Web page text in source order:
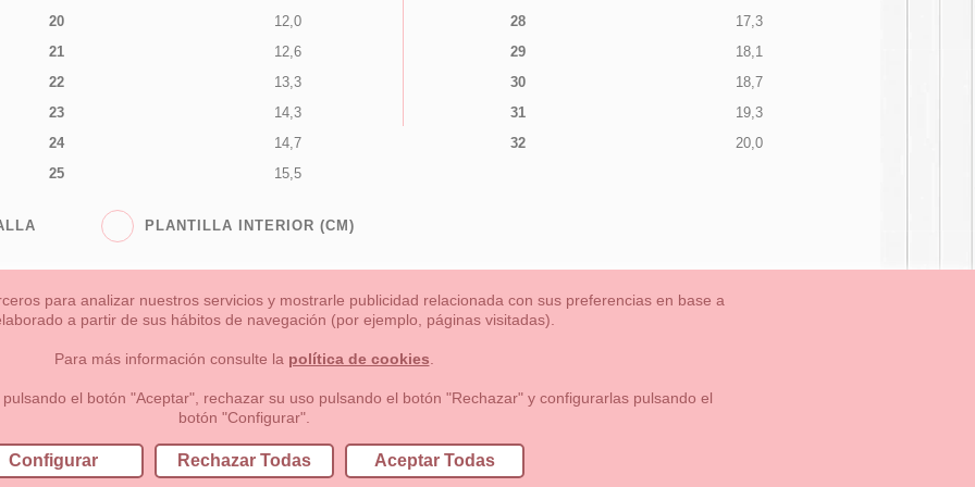
20
12,0
21
12,6
22
13,3
23
14,3
24
14,7
25
15,5
28
17,3
29
18,1
30
18,7
31
19,3
32
20,0
PLANTILLA INTERIOR (CM)
Niña Niño Mamas & Papas NUEVA COLECCION OUTLET-ULTIMAS TALLAS
formas de pago , política de devoluciones y reembolsos Privacidad
nº9 28691 Villanueva de la Cañada Madrid (España)
para analizar nuestros servicios y mostrarle publicidad relacionada con sus preferencias en base a
a partir de sus hábitos de navegación (por ejemplo, páginas visitadas).
Para más información consulte la política de cookies
el botón "Aceptar", rechazar su uso pulsando el botón "Rechazar" y configurarlas pulsando el
botón "Configurar".
Configurar Rechazar Todas Aceptar Todas